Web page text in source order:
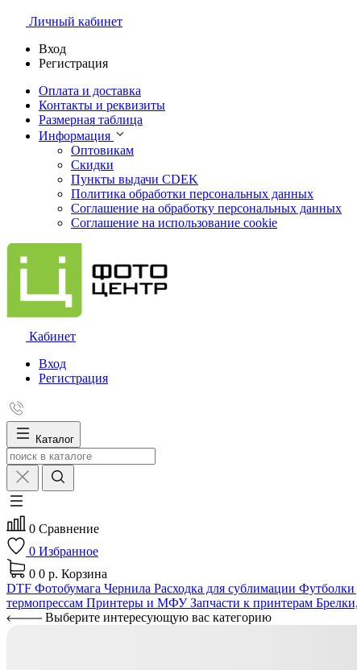
Личный кабинет
Вход
Регистрация
Оплата и доставка
Контакты и реквизиты
Размерная таблица
Информация
Оптовикам
Скидки
Пункты выдачи CDEK
Политика обработки персональных данных
Соглашение на обработку персональных данных
Соглашение на использование cookie
Кабинет
Вход
Регистрация
Каталог
0 Сравнение
0 Избранное
0 0 р. Корзина
DTF Фотобумага Чернила Расходка для сублимации Футболки
термопрессам Принтеры и МФУЗапчасти к принтерам
Выберите интересующую вас категорию